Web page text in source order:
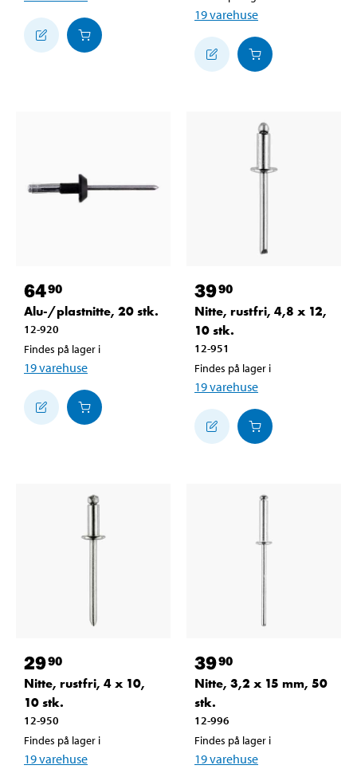
19varehuse
6490
Alu-/plastnitte, 20 stk.
12-920
Findes på lager i
19varehuse
3990
Nitte, rustfri, 4,8 x 12,
10 stk.
12-951
Findes på lager i
19varehuse
2990
Nitte, rustfri, 4 x 10,
10 stk.
12-950
Findes på lager i
19varehuse
3990
Nitte, 3,2 x 15 mm, 50
stk.
12-996
Findes på lager i
19varehuse